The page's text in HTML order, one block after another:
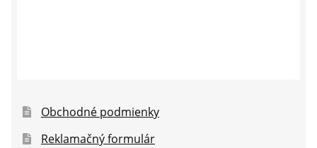
Obchodné podmienky
Reklamačný formulár